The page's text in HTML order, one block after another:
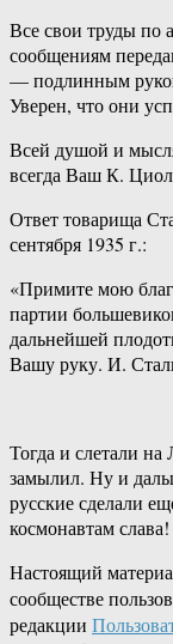
Все свои труды по
сообщениям
— подлинным
Уверен, что они
Всей душой и
всегда Ваш К.
Ответ товарища
сентября 1935 г.:
«Примите мою
партии
дальнейшей
Вашу руку. И.
Тогда и слетали
замылил. Ну и
русские сделали
космонавтам слава!
Настоящий
сообществе
редакции